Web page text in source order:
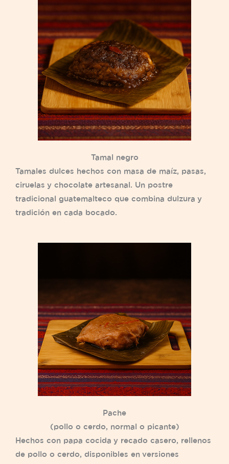
Tamal negro
Tamales dulces hechos con masa de maíz, pasas,
ciruelas y chocolate artesanal. Un postre
tradicional guatemalteco que combina dulzura y
tradición en cada bocado.
Pache
(pollo o cerdo, normal o picante)
Hechos con papa cocida y recado casero, rellenos
de pollo o cerdo, disponibles en versiones